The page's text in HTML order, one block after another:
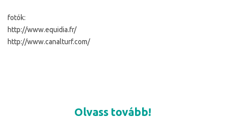
fotók:
http://www.equidia.fr/
http://www.canalturf.com/
Olvass tovább!